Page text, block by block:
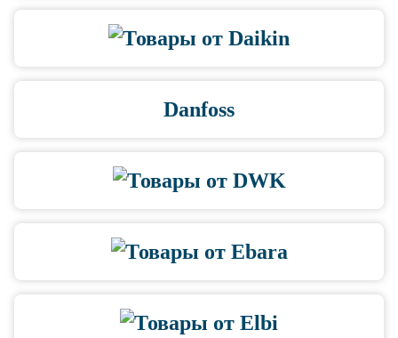
Danfoss